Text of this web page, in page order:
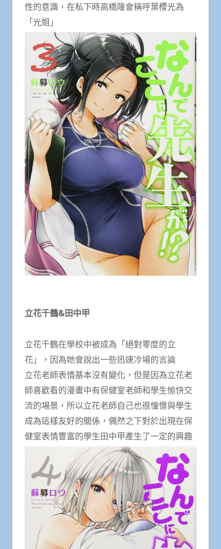
性的意識，在私下時高橋隆會稱呼葉櫻光為
「光姐」
立花千鶴&田中甲
立花千鶴在學校中被成為「絕對零度的立
花」，因為她會說出一些迅速冷場的言論
立花老師表情基本沒有變化，但是因為立花老
師喜歡看的漫畫中有保健室老師和學生愉快交
流的場景，所以立花老師自己也很憧憬與學生
成為這樣友好的關係，偶然之下對於出現在保
健室表情豐富的學生田中甲產生了一定的興趣